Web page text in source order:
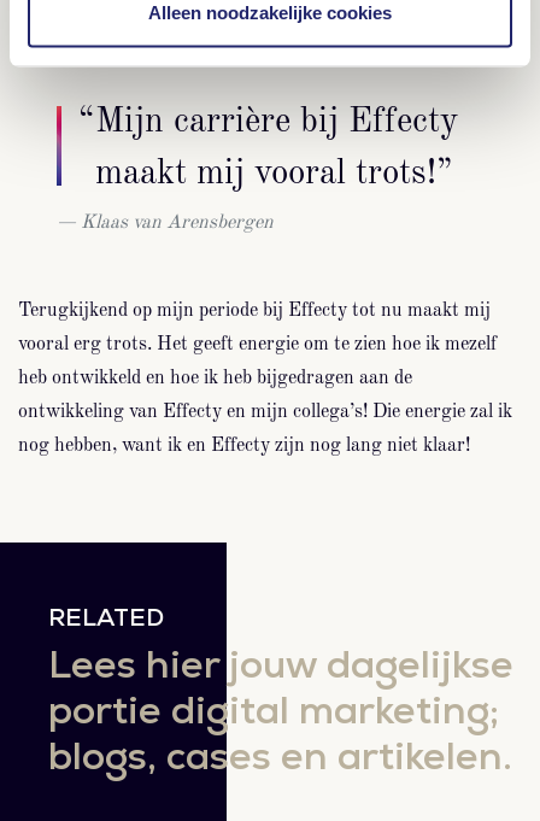
Alleen noodzakelijke cookies
“Mijn carrière bij Effecty
maakt mij vooral trots!”
Klaas van Arensbergen
Terugkijkend op mijn periode bij Effecty tot nu maakt mij
vooral erg trots. Het geeft energie om te zien hoe ik mezelf
heb ontwikkeld en hoe ik heb bijgedragen aan de
ontwikkeling van Effecty en mijn collega’s! Die energie zal ik
nog hebben, want ik en Effecty zijn nog lang niet klaar!
RELATED
Lees hier jouw dagelijkse
portie digital marketing;
blogs, cases en artikelen.